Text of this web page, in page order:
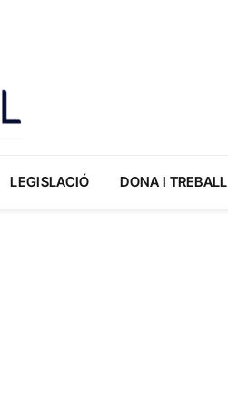
LEGISLACIÓ DONA I TREBALL